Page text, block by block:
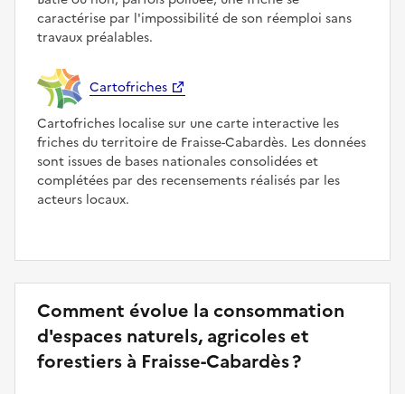
caractérise par l'impossibilité de son réemploi sans
travaux préalables.
Cartofriches
Cartofriches localise sur une carte interactive les
friches du territoire de Fraisse-Cabardès. Les données
sont issues de bases nationales consolidées et
complétées par des recensements réalisés par les
acteurs locaux.
Comment évolue la consommation
d'espaces naturels, agricoles et
forestiers à Fraisse-Cabardès ?